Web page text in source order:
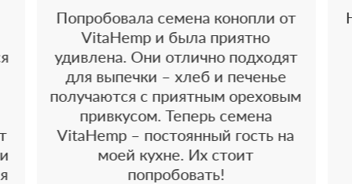
Попробовала семена конопли от
VitaHemp и была приятно
удивлена. Они отлично подходят
для выпечки – хлеб и печенье
получаются с приятным ореховым
привкусом. Теперь семена
VitaHemp – постоянный гость на
моей кухне. Их стоит
попробовать!